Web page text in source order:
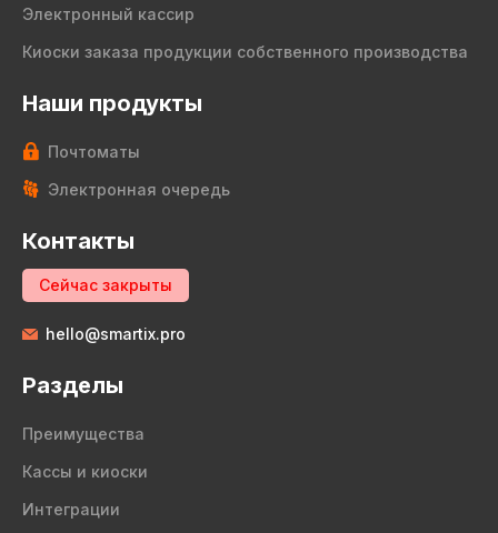
Электронный кассир
Киоски заказа продукции собственного производства
Наши продукты
Почтоматы
Электронная очередь
Контакты
Сейчас закрыты
hello@smartix.pro
Разделы
Преимущества
Кассы и киоски
Интеграции